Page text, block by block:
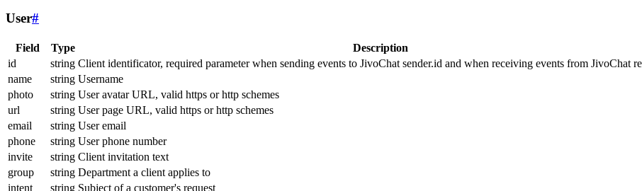
User#
Field Type Description
id
string Client identificator, required parameter when sending events to JivoChat sender.id and when receiving events from JivoChat
name
string Username
photo
string User avatar URL, valid https or http schemes
url
string User page URL, valid https or http schemes
email
string User email
phone
string User phone number
invite
string Client invitation text
group
string Department a client applies to
intent
string Subject of a customer's request